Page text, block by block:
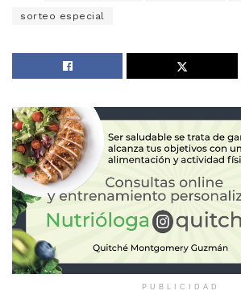
sorteo especial
PUBLICIDAD